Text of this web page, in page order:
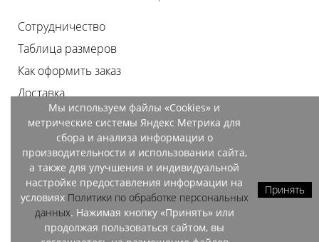
Сотрудничество
Таблица размеров
Как оформить заказ
Доставка
Оплата
Возврат
Документы
Контакты
Магазины
Мы используем файлы «Cookies» и
метрические системы Яндекс Метрика для
сбора и анализа информации о
производительности и использовании сайта,
а также для улучшения и индивидуальной
настройке предоставления информации на
условиях Политики по обработке персональных
данных. Нажимая кнопку «Принять» или
продолжая пользоваться сайтом, вы
Принять